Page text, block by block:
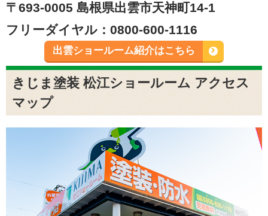
〒693-0005 島根県出雲市天神町14-1
フリーダイヤル：0800-600-1116
出雲ショールーム紹介はこちら
きじま塗装 松江ショールーム アクセス
マップ